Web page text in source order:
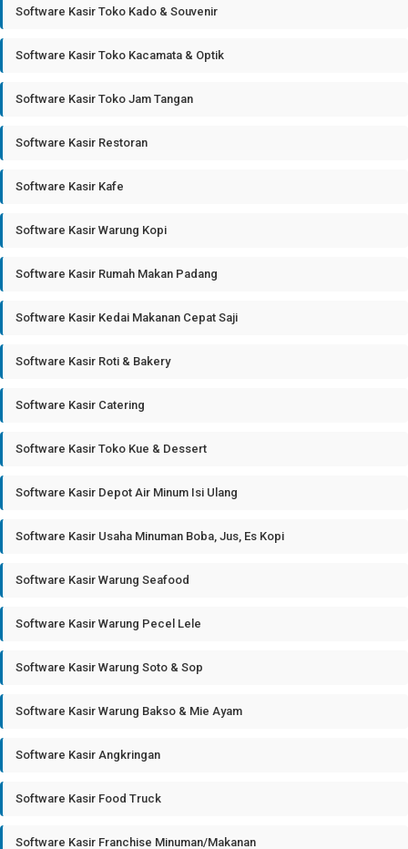
Software Kasir Toko Kado & Souvenir
Software Kasir Toko Kacamata & Optik
Software Kasir Toko Jam Tangan
Software Kasir Restoran
Software Kasir Kafe
Software Kasir Warung Kopi
Software Kasir Rumah Makan Padang
Software Kasir Kedai Makanan Cepat Saji
Software Kasir Roti & Bakery
Software Kasir Catering
Software Kasir Toko Kue & Dessert
Software Kasir Depot Air Minum Isi Ulang
Software Kasir Usaha Minuman Boba, Jus, Es Kopi
Software Kasir Warung Seafood
Software Kasir Warung Pecel Lele
Software Kasir Warung Soto & Sop
Software Kasir Warung Bakso & Mie Ayam
Software Kasir Angkringan
Software Kasir Food Truck
Software Kasir Franchise Minuman/Makanan